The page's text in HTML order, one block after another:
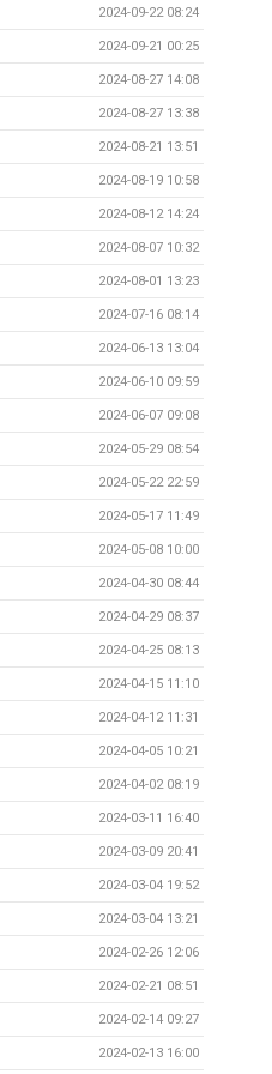
2024-09-22 08:24
2024-09-21 00:25
2024-08-27 14:08
2024-08-27 13:38
2024-08-21 13:51
2024-08-19 10:58
2024-08-12 14:24
2024-08-07 10:32
2024-08-01 13:23
2024-07-16 08:14
2024-06-13 13:04
2024-06-10 09:59
2024-06-07 09:08
2024-05-29 08:54
2024-05-22 22:59
2024-05-17 11:49
2024-05-08 10:00
2024-04-30 08:44
2024-04-29 08:37
2024-04-25 08:13
2024-04-15 11:10
2024-04-12 11:31
2024-04-05 10:21
2024-04-02 08:19
2024-03-11 16:40
2024-03-09 20:41
2024-03-04 19:52
2024-03-04 13:21
2024-02-26 12:06
2024-02-21 08:51
2024-02-14 09:27
2024-02-13 16:00